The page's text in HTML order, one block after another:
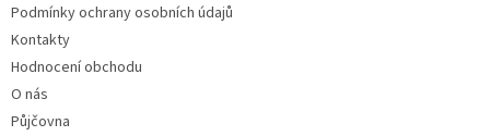
Podmínky ochrany osobních údajů
Kontakty
Hodnocení obchodu
O nás
Půjčovna